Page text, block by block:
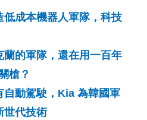
低成本機器人軍隊，科技
蘭的軍隊，還在用一百年
槍？
自動駕駛，Kia 為韓國軍
世代技術